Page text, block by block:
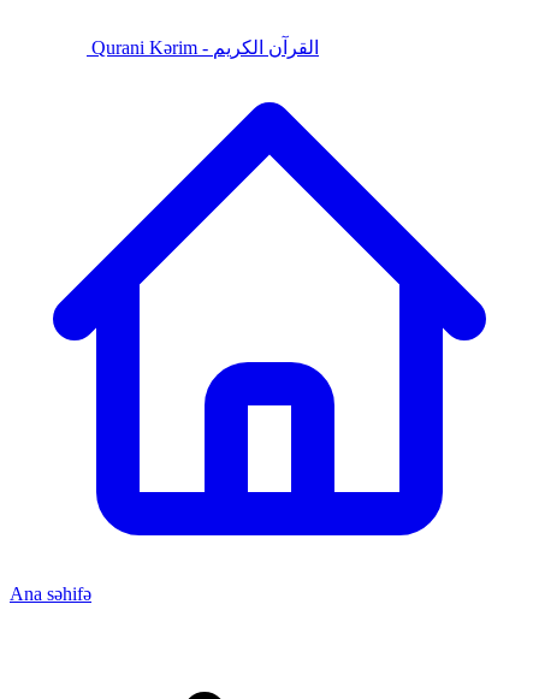
Qurani Kərim - القرآن الكريم
Ana səhifə